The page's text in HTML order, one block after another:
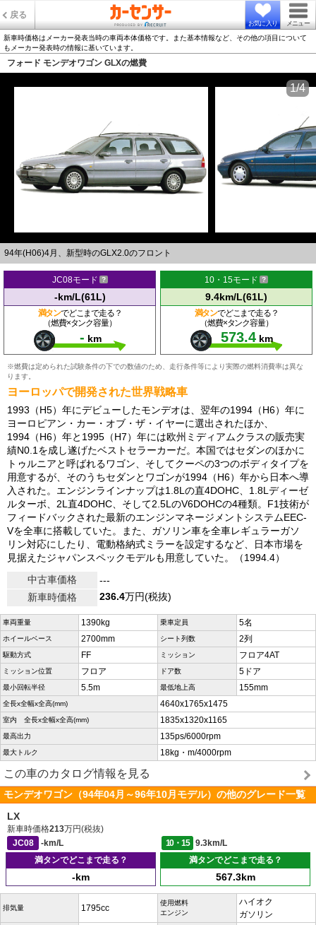
戻る
お気に入り メニュー
新車時価格はメーカー発表当時の車両本体価格です。また基本情報など、その他の項目について
もメーカー発表時の情報に基いています。
フォード モンデオワゴン GLXの燃費
94年(H06)4月、新型時のGLX2.0のフロント
1/4
JC08モード
-km/L(61L)
満タンでどこまで走る？
（燃費×タンク容量）
- km
10・15モード
9.4km/L(61L)
満タンでどこまで走る？
（燃費×タンク容量）
573.4 km
※燃費は定められた試験条件の下での数値のため、走行条件等により実際の燃料消費率は異な
ります。
ヨーロッパで開発された世界戦略車
1993（H5）年にデビューしたモンデオは、翌年の1994（H6）年に
ヨーロピアン・カー・オブ・ザ・イヤーに選出されたほか、
1994（H6）年と1995（H7）年には欧州ミディアムクラスの販売実
績N0.1を成し遂げたベストセラーカーだ。本国ではセダンのほかに
トゥルニアと呼ばれるワゴン、そしてクーペの3つのボディタイプを
用意するが、そのうちセダンとワゴンが1994（H6）年から日本へ導
入された。エンジンラインナップは1.8Lの直4DOHC、1.8Lディーゼ
ルターボ、2L直4DOHC、そして2.5LのV6DOHCの4種類。F1技術が
フィードバックされた最新のエンジンマネージメントシステムEEC-
Vを全車に搭載していた。また、ガソリン車を全車レギュラーガソ
リン対応にしたり、電動格納式ミラーを設定するなど、日本市場を
見据えたジャパンスペックモデルも用意していた。（1994.4）
中古車価格
---
新車時価格
236.4万円(税抜)
車両重量 1390kg 乗車定員 5名
ホイールベース 2700mm シート列数 2列
駆動方式 FF ミッション フロア4AT
ミッション位置 フロア ドア数 5ドア
最小回転半径 5.5m 最低地上高 155mm
全長x全幅x全高(mm) 4640x1765x1475
室内 全長x全幅x全高(mm) 1835x1320x1165
最高出力 135ps/6000rpm
最大トルク 18kg・m/4000rpm
この車のカタログ情報を見る
モンデオワゴン（94年04月～96年10月モデル）の他のグレード一覧
LX
新車時価格213万円(税抜)
JC08
-km/L 10・15
9.3km/L
満タンでどこまで走る？
-km
満タンでどこまで走る？
567.3km
排気量 1795cc
使用燃料
エンジン
ハイオク
ガソリン